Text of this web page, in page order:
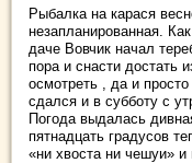
Рыбалка на карася
незапланированная.
даче Вовчик начал
пора и снасти достать
осмотреть , да и
сдался и в субботу с
Погода выдалась
пятнадцать градусов
«ни хвоста ни чешуи»